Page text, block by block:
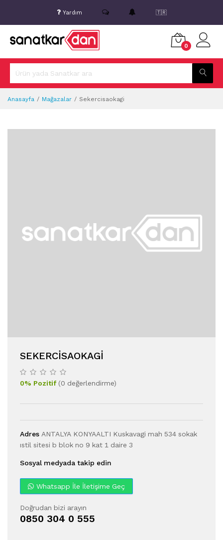
Yardım 🇹🇷
0
Anasayfa Mağazalar Sekercisaokagi
SEKERCISAOKAGI
0% Pozitif(0 değerlendirme)
Adres ANTALYA KONYAALTI Kuskavagi mah 534 sokak
ıstil sitesi b blok no 9 kat 1 daire 3
Sosyal medyada takip edin
Whatsapp İle İletişime Geç
Doğrudan bizi arayın
0850 304 0 555